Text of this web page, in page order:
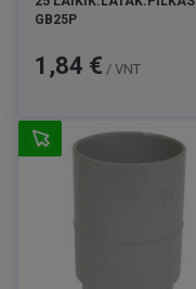
GB25P
Kaina
1,84 € / VNT